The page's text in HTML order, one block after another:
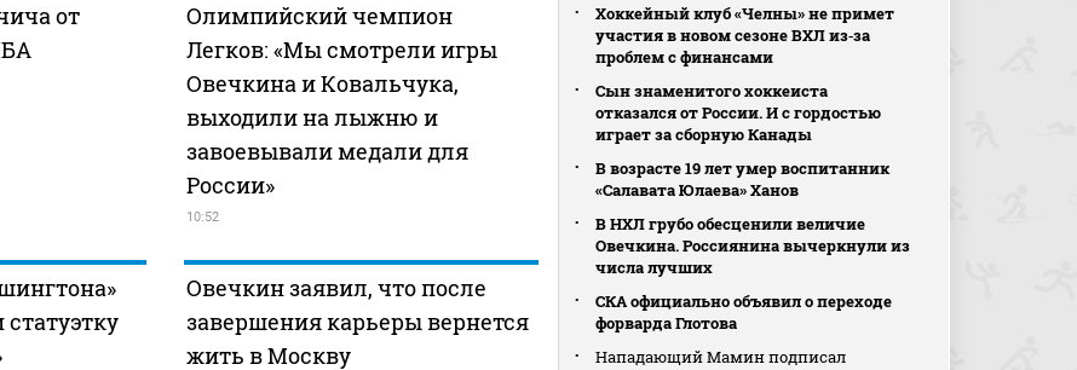
от
Олимпийский чемпион
Легков: «Мы смотрели игры
Овечкина и Ковальчука,
выходили на лыжню и
завоевывали медали для
России»
10:52
Овечкин заявил, что после
завершения карьеры вернется
жить в Москву
Хоккейный клуб «Челны» не примет
участия в новом сезоне ВХЛ из‑за
проблем с финансами
Сын знаменитого хоккеиста
отказался от России. И с гордостью
играет за сборную Канады
В возрасте 19 лет умер воспитанник
«Салавата Юлаева» Ханов
В НХЛ грубо обесценили величие
Овечкина. Россиянина вычеркнули из
числа лучших
СКА официально объявил о переходе
форварда Глотова
Нападающий Мамин подписал